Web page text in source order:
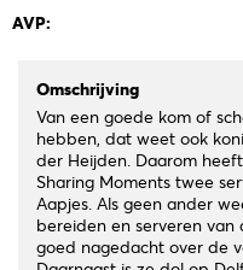
AVP:
Omschrijving
Van een goede kom of
hebben, dat weet ook
der Heijden. Daarom
Sharing Moments twee
Aapjes. Als geen ander
bereiden en serveren van
goed nagedacht over de